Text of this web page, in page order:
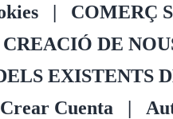
| COMERÇ
DE
EXISTENTS
Crear Cuenta |